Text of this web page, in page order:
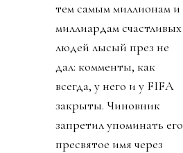
тем самым миллионам и
миллиардам счастливых
людей лысый през не
дал: комменты, как
всегда, у него и у FIFA
закрыты. Чиновник
запретил упоминать его
пресвятое имя через